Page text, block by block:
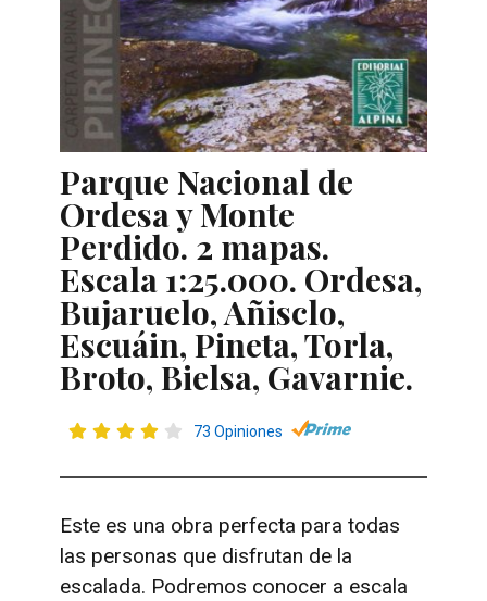
Parque Nacional de
Ordesa y Monte
Perdido. 2 mapas.
Escala 1:25.000. Ordesa,
Bujaruelo, Añisclo,
Escuáin, Pineta, Torla,
Broto, Bielsa, Gavarnie.
73 Opiniones
Este es una obra perfecta para todas
las personas que disfrutan de la
escalada. Podremos conocer a escala